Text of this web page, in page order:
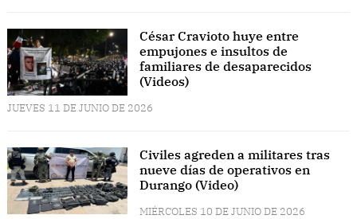
César Cravioto huye entre
empujones e insultos de
familiares de desaparecidos
(Videos)
JUEVES 11 DE JUNIO DE 2026
Civiles agreden a militares tras
nueve días de operativos en
Durango (Video)
MIÉRCOLES 10 DE JUNIO DE 2026